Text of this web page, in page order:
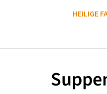
HEILIGE